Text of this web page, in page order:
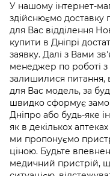
У нашому інтернет-
здійснюємо доставку
для Вас відділення
купити в Дніпрі
заявку. Далі з Вами
менеджер по роботі з
залишилися питання,
для Вас модель, за
швидко сформує
Дніпро або будь-яке
як в декількох
ми пропонуємо
ціною. Будьте
медичний пристрій,